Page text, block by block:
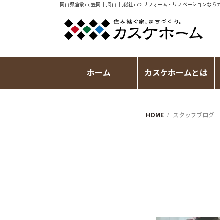
岡山県倉敷市,笠岡市,岡山市,総社市でリフォーム・リノベーションなら
ホーム カスケホームとは
HOME スタッフブログ